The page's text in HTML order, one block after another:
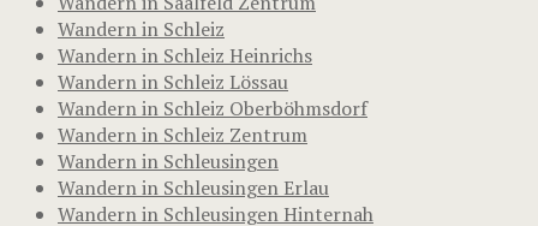
Wandern in Schleiz
Wandern in Schleiz Heinrichs
Wandern in Schleiz Lössau
Wandern in Schleiz Oberböhmsdorf
Wandern in Schleiz Zentrum
Wandern in Schleusingen
Wandern in Schleusingen Erlau
Wandern in Schleusingen Hinternah